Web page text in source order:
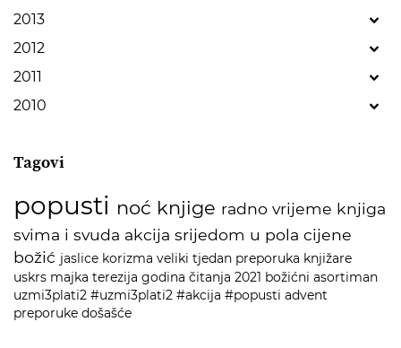
2013
2012
2011
2010
Tagovi
popusti noć knjige radno vrijeme knjiga
svima i svuda akcija srijedom u pola cijene
božić jaslice korizma veliki tjedan preporuka knjižare
uskrs majka terezija godina čitanja 2021 božićni asortiman
uzmi3plati2 #uzmi3plati2 #akcija #popusti advent
preporuke došašće